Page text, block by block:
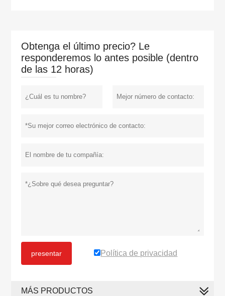
Obtenga el último precio? Le
responderemos lo antes posible (dentro
de las 12 horas)
presentar Política de privacidad
MÁS PRODUCTOS